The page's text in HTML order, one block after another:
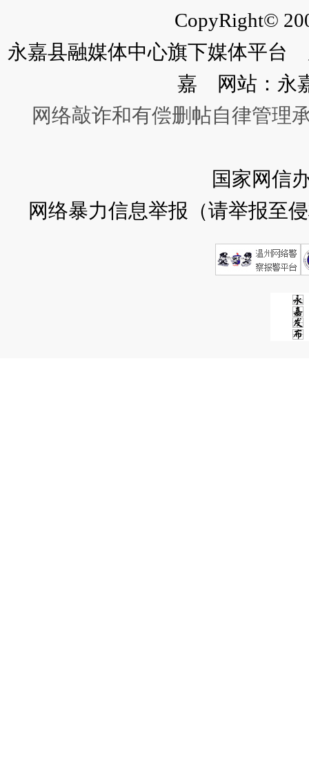
CopyRight©
永嘉县融媒体中心旗下媒体平
嘉 网站：永
网络敲诈和有偿删帖自律管理
国家网信
网络暴力信息举报（请举报至